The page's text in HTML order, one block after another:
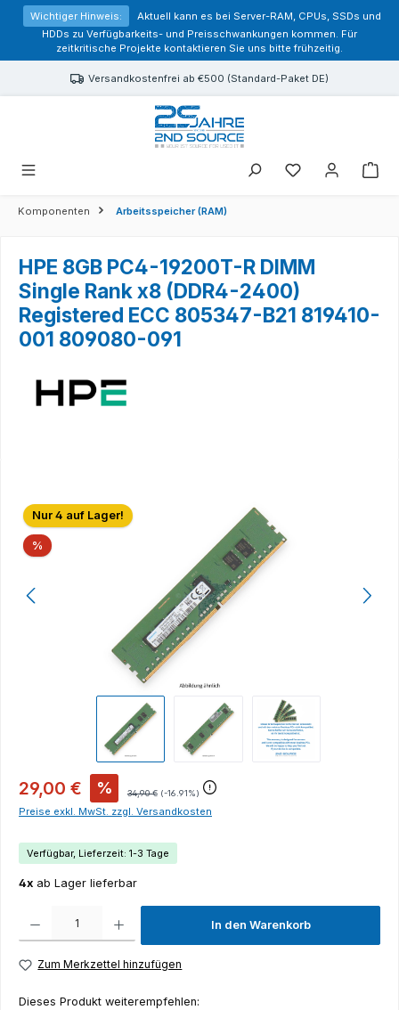
springen
Wichtiger Hinweis:
Aktuell kann es bei Server-RAM, CPUs, SSDs und
HDDs zu Verfügbarkeits- und Preisschwankungen kommen. Für
zeitkritische Projekte kontaktieren Sie uns bitte frühzeitig.
Versandkostenfrei ab €500 (Standard-Paket DE)
Sie haben 0
Komponenten Arbeitsspeicher (RAM)
HPE 8GB PC4-19200T-R DIMM
Single Rank x8 (DDR4-2400)
Registered ECC 805347-B21 819410-
001 809080-091
Bildergalerie überspringen
Nur 4 auf Lager!
% Rabatt
29,00 € % 34,90 € (-16.91%)
Preise exkl. MwSt. zzgl. Versandkosten
Verfügbar, Lieferzeit: 1-3 Tage
4x ab Lager lieferbar
In den Warenkorb
Zum Merkzettel hinzufügen
Dieses Produkt weiterempfehlen: